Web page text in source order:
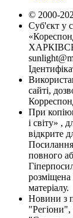
© 2000-
Суб'єкт у
сайті,
При
і світу» ,
відкрите
Посилання
повного
розміщена
матеріалу.
Новини з